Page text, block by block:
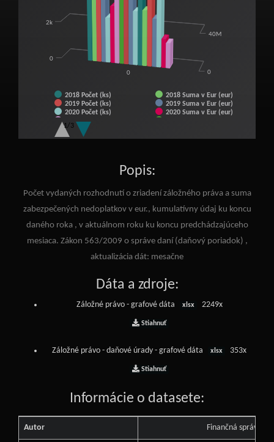
2018 Počet (ks)
2018 Suma v Eur (eur)
2019 Počet (ks)
2019 Suma v Eur (eur)
2020 Počet (ks)
2020 Suma v Eur (eur)
2021 Počet (ks)
2022 Počet (ks)
2023 Počet (ks)
2023 Suma v Eur (eur)
2026 Počet jún (ks)
1/3
0
0
2k
0
40M
Popis:
Počet vydaných rozhodnutí o zriadení záložného práva a suma
zabezpečených nedoplatkov v eur., kumulatívny údaj ku koncu
daného roka , v aktuálnom roku ku koncu predchádzajúceho
mesiaca. Zákon 563/2009 o správe daní (daňový poriadok) ,
aktualizácia dát: mesačne
Dáta a zdroje:
Záložné právo - grafové dáta xlsx 2249x
Stiahnuť
Záložné právo - daňové úrady - grafové dáta xlsx 353x
Stiahnuť
Informácie o datasete:
Autor Finančná správa